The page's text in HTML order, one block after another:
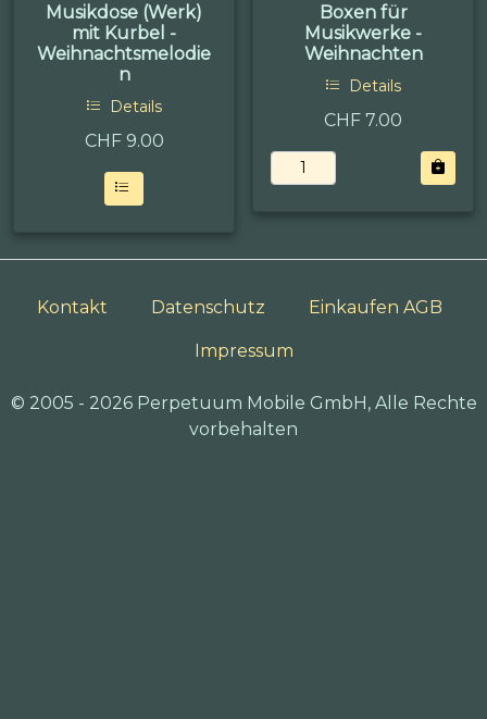
Musikdose (Werk)
mit Kurbel -
Weihnachtsmelodie
n
Details
CHF 9.00
Boxen für
Musikwerke -
Weihnachten
Details
CHF 7.00
Kontakt Datenschutz Einkaufen AGB
Impressum
© 2005 - 2026 Perpetuum Mobile GmbH, Alle Rechte
vorbehalten